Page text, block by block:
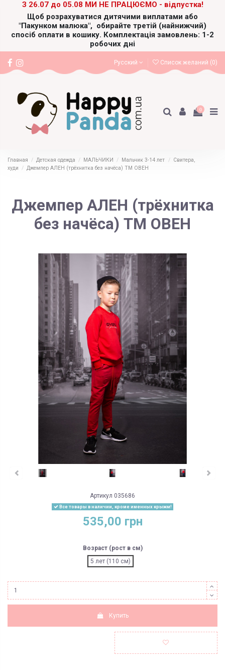
З 26.07 до 05.08 МИ НЕ ПРАЦЮЄМО - відпустка!
Щоб розрахуватися дитячими виплатами або
"Пакунком малюка", обирайте третій (найнижчий)
спосіб оплати в кошику. Комплектація замовлень: 1-2
робочих дні
Русский Список желаний (0)
0
Главная Детская одежда МАЛЬЧИКИ Мальчик 3-14 лет
Свитера,
худи
Джемпер АЛЕН (трёхнитка без начёса) ТМ ОВЕН
Джемпер АЛЕН (трёхнитка
без начёса) ТМ ОВЕН
Артикул 035686
Все товары в наличии, кроме именных крыжм!
535,00 грн
Возраст (рост в см)
5 лет (110 см)
Купить